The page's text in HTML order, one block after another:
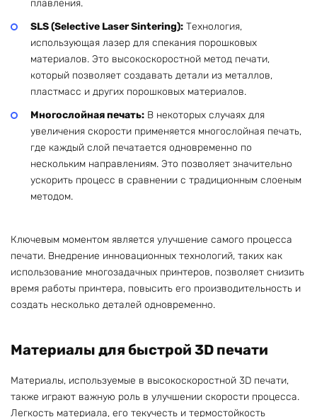
плавления.
SLS (Selective Laser Sintering): Технология,
использующая лазер для спекания порошковых
материалов. Это высокоскоростной метод печати,
который позволяет создавать детали из металлов,
пластмасс и других порошковых материалов.
Многослойная печать: В некоторых случаях для
увеличения скорости применяется многослойная печать,
где каждый слой печатается одновременно по
нескольким направлениям. Это позволяет значительно
ускорить процесс в сравнении с традиционным слоеным
методом.
Ключевым моментом является улучшение самого процесса
печати. Внедрение инновационных технологий, таких как
использование многозадачных принтеров, позволяет снизить
время работы принтера, повысить его производительность и
создать несколько деталей одновременно.
Материалы для быстрой 3D печати
Материалы, используемые в высокоскоростной 3D печати,
также играют важную роль в улучшении скорости процесса.
Легкость материала, его текучесть и термостойкость